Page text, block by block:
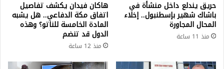
حريق يندلع داخل منشأة في
باشاك شهير بإسطنبول.. إخلاء
المحال المجاورة
منذ 11 ساعة
هاكان فيدان يكشف تفاصيل
اتفاق مكة الدفاعي.. هل يشبه
المادة الخامسة للناتو؟ وهذه
الدول قد تنضم
منذ 12 ساعة